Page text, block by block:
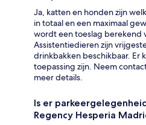
Ja, katten en honden zijn
in totaal en een maximaal
wordt een toeslag berekend
Assistentiedieren zijn
drinkbakken beschikbaar. Er
toepassing zijn. Neem
meer details.
Is er
Regency Hesperia